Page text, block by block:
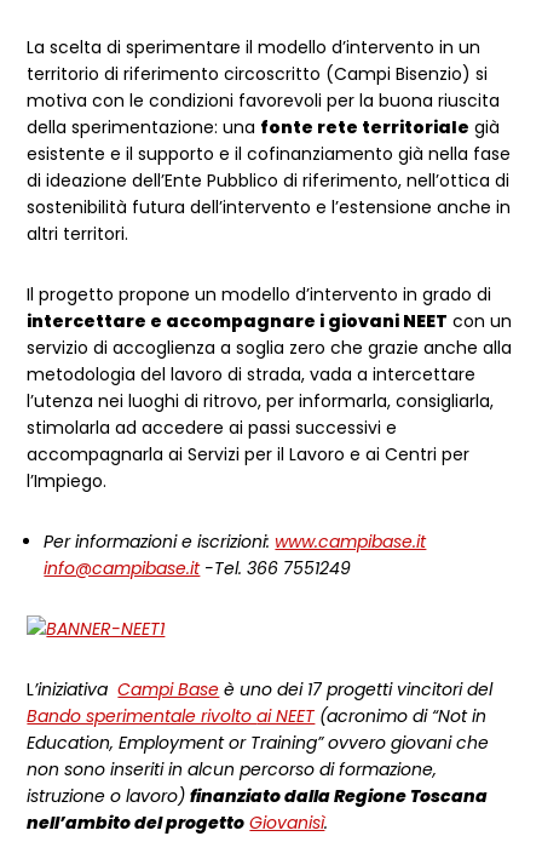
La scelta di sperimentare il modello d’intervento in un
territorio di riferimento circoscritto (Campi Bisenzio) si
motiva con le condizioni favorevoli per la buona riuscita
della sperimentazione: una fonte rete territoriale già
esistente e il supporto e il cofinanziamento già nella fase
di ideazione dell’Ente Pubblico di riferimento, nell’ottica di
sostenibilità futura dell’intervento e l’estensione anche in
altri territori.
Il progetto propone un modello d’intervento in grado di
intercettare e accompagnare i giovani NEET con un
servizio di accoglienza a soglia zero che grazie anche alla
metodologia del lavoro di strada, vada a intercettare
l’utenza nei luoghi di ritrovo, per informarla, consigliarla,
stimolarla ad accedere ai passi successivi e
accompagnarla ai Servizi per il Lavoro e ai Centri per
l’Impiego.
Per informazioni e iscrizioni:www.campibase.it
info@campibase.it-Tel. 366 7551249
L’iniziativaCampi Base è uno dei 17 progetti vincitori del
Bando sperimentale rivoltoai NEET (acronimo di “Not in
Education, Employment or Training” ovvero giovani che
non sono inseriti in alcun percorso di formazione,
istruzione o lavoro)finanziato dalla Regione Toscana
nell’ambito del progetto Giovanisì.